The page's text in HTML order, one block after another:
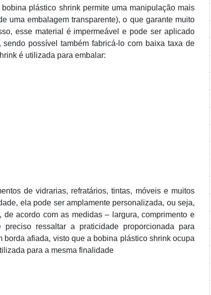
plástico shrink permite uma manipulação mais
uma embalagem transparente), o que garante muito
esse material é impermeável e pode ser aplicado
possível também fabricá-lo com baixa taxa de
é utilizada para embalar:
de vidrarias, refratários, tintas, móveis e muitos
ela pode ser amplamente personalizada, ou seja,
acordo com as medidas – largura, comprimento e
ressaltar a praticidade proporcionada para
afiada, visto que a bobina plástico shrink ocupa
para a mesma finalidade